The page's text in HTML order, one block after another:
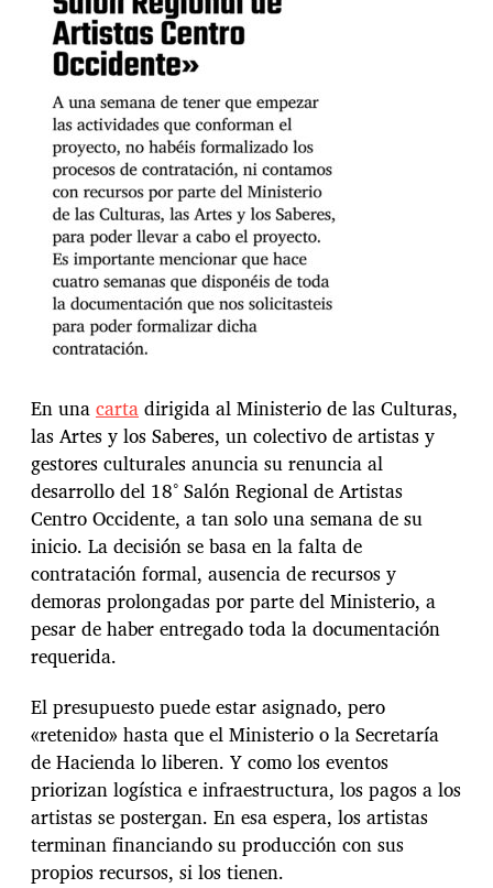
En unacartadirigida al Ministerio de las Culturas,
las Artes y los Saberes, un colectivo de artistas y
gestores culturales anuncia su renuncia al
desarrollo del 18° Salón Regional de Artistas
Centro Occidente, a tan solo una semana de su
inicio. La decisión se basa en la falta de
contratación formal, ausencia de recursos y
demoras prolongadas por parte del Ministerio, a
pesar de haber entregado toda la documentación
requerida.
El presupuesto puede estar asignado, pero
«retenido» hasta que el Ministerio o la Secretaría
de Hacienda lo liberen. Y como los eventos
priorizan logística e infraestructura, los pagos a los
artistas se postergan. En esa espera, los artistas
terminan financiando su producción con sus
propios recursos, si los tienen.